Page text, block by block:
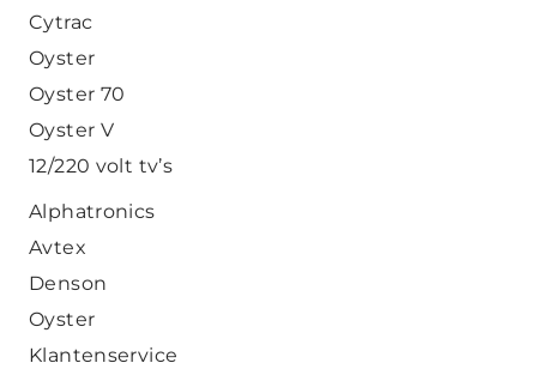
Cytrac
Oyster
Oyster 70
Oyster V
12/220 volt tv’s
Alphatronics
Avtex
Denson
Oyster
Klantenservice